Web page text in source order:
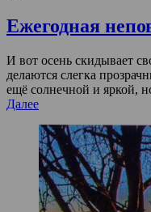
Ежегодная
И вот осень скидывает
делаются слегка
ещё солнечной и яркой,
Далее